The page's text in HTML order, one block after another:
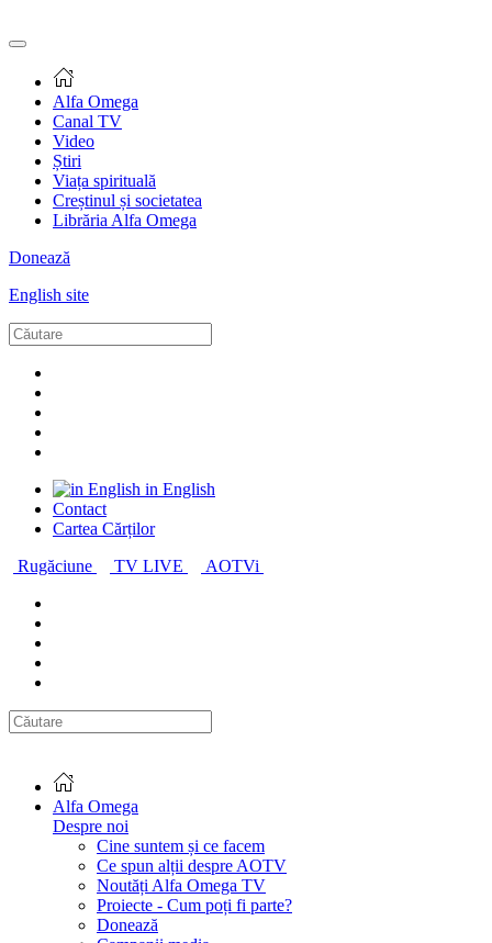
Alfa Omega
Canal TV
Video
Știri
Viața spirituală
Creștinul și societatea
Librăria Alfa Omega
Donează
English site
in English
Contact
Cartea Cărților
Rugăciune
TV LIVE AOTVi
Alfa Omega
Despre noi
Cine suntem și ce facem
Ce spun alții despre AOTV
Noutăți Alfa Omega TV
Proiecte - Cum poți fi parte?
Donează